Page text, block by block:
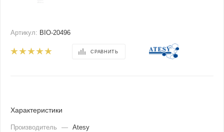
Артикул: BIO-20496
СРАВНИТЬ
Характеристики
Производитель — Atesy